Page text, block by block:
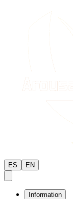
ES EN
Information